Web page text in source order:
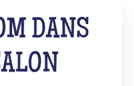
DANS